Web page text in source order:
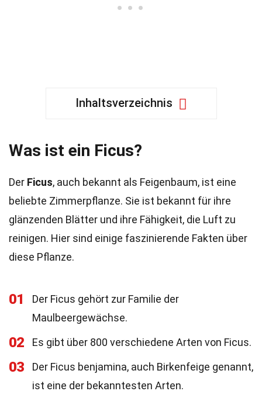
Inhaltsverzeichnis
Was ist ein Ficus?
Der Ficus, auch bekannt als Feigenbaum, ist eine
beliebte Zimmerpflanze. Sie ist bekannt für ihre
glänzenden Blätter und ihre Fähigkeit, die Luft zu
reinigen. Hier sind einige faszinierende Fakten über
diese Pflanze.
01
Der Ficus gehört zur Familie der
Maulbeergewächse.
02 Es gibt über 800 verschiedene Arten von Ficus.
03
Der Ficus benjamina, auch Birkenfeige genannt,
ist eine der bekanntesten Arten.